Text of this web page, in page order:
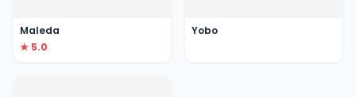
Maleda
★ 5.0
Yobo